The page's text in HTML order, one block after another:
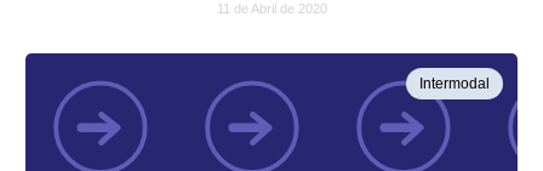
11 de Abril de 2020
Intermodal